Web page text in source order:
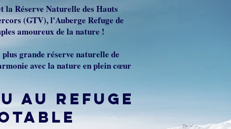
Réserve Naturelle des Hauts
(GTV), l'Auberge Refuge de
amoureux de la nature !
grande réserve naturelle de
avec la nature en plein cœur
AU REFUGE